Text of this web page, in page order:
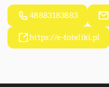
48883183883
https://e-foteliki.pl